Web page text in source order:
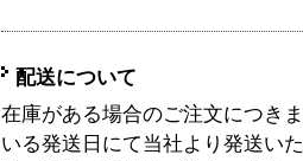
配送について
在庫がある場合のご注文につき
いる発送日にて当社より発送い